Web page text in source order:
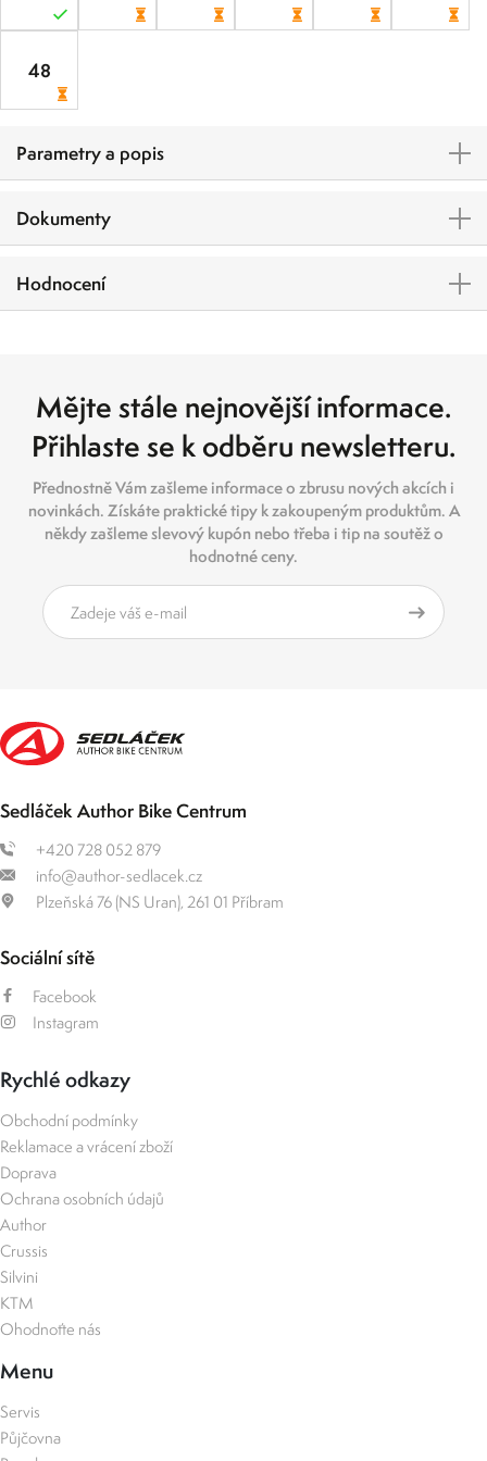
48
Parametry a popis
Dokumenty
Hodnocení
Mějte stále nejnovější informace.
Přihlaste se k odběru newsletteru.
Přednostně Vám zašleme informace o zbrusu nových akcích i
novinkách. Získáte praktické tipy k zakoupeným produktům. A
někdy zašleme slevový kupón nebo třeba i tip na soutěž o
hodnotné ceny.
Sedláček Author Bike Centrum
+420 728 052 879
info@author-sedlacek.cz
Plzeňská 76 (NS Uran), 261 01 Příbram
Sociální sítě
Facebook
Instagram
Rychlé odkazy
Obchodní podmínky
Reklamace a vrácení zboží
Doprava
Ochrana osobních údajů
Author
Crussis
Silvini
KTM
Ohodnoťte nás
Menu
Servis
Půjčovna